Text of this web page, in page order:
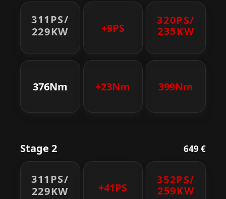
311PS/
229KW
+9PS
320PS/
235KW
376Nm +23Nm 399Nm
Stage 2 649 €
311PS/
229KW
+41PS
352PS/
259KW